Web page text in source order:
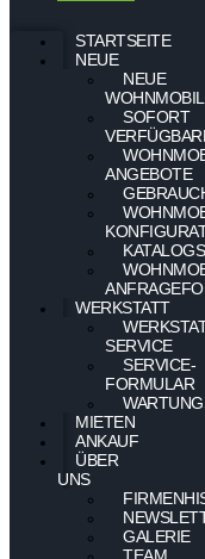
STARTSEITE
NEUE
NEUE
SOFORT
ANGEBOTE
KATALOGS
WERKSTATT
SERVICE
SERVICE-
FORMULAR
MIETEN
ANKAUF
ÜBER
UNS
GALERIE